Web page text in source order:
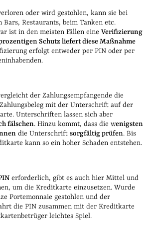
oder wird gestohlen, kann sie bei
Restaurants, beim Tanken etc.
ist in den meisten Fällen eine Verifizierung
Schutz liefert diese Maßnahme
erfolgt entweder per PIN oder per
der Zahlungsempfangende die
mit der Unterschrift auf der
Unterschriften lassen sich aber
fälschen. Hinzu kommt, dass die wenigsten
die Unterschrift sorgfältig prüfen. Bis
kann so ein hoher Schaden entstehen.
erforderlich, gibt es auch hier Mittel und
um die Kreditkarte einzusetzen. Wurde
Portemonnaie gestohlen und der
die PIN zusammen mit der Kreditkarte
leichtes Spiel.